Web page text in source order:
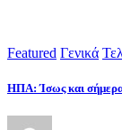
Featured Γενικά
ΗΠΑ: Ίσως και